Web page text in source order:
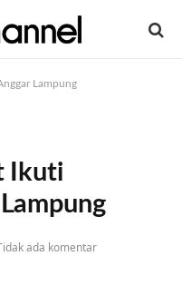
Lampung
Ikuti
ada komentar